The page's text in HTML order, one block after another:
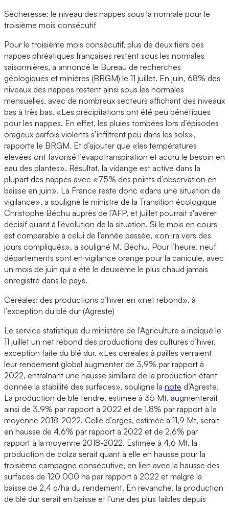
Sécheresse: le niveau des nappes sous la normale pour le
troisième mois consécutif
Pour le troisième mois consécutif, plus de deux tiers des
nappes phréatiques françaises restent sous les normales
saisonnières, a annoncé le Bureau de recherches
géologiques et minières (BRGM) le 11 juillet. En juin, 68% des
niveaux des nappes restent ainsi sous les normales
mensuelles, avec de nombreux secteurs affichant des niveaux
bas à très bas. «Les précipitations ont été peu bénéfiques
pour les nappes. En effet, les pluies tombées lors d’épisodes
orageux parfois violents s’infiltrent peu dans les sols»,
rapporte le BRGM. Et d’ajouter que «les températures
élevées ont favorisé l’évapotranspiration et accru le besoin en
eau des plantes». Résultat, la vidange est active dans la
plupart des nappes avec «75% des points d’observation en
baisse en juin». La France reste donc «dans une situation de
vigilance», a souligné le ministre de la Transition écologique
Christophe Béchu auprès de l’AFP, et juillet pourrait s'avérer
décisif quant à l'évolution de la situation. Si le mois en cours
est comparable à celui de l’année passée, «on ira vers des
jours compliqués», a souligné M. Béchu. Pour l’heure, neuf
départements sont en vigilance orange pour la canicule, avec
un mois de juin qui a été le deuxième le plus chaud jamais
enregistré dans le pays.
Céréales: des productions d’hiver en «net rebond», à
l’exception du blé dur (Agreste)
Le service statistique du ministère de l'Agriculture a indiqué le
11 juillet un net rebond des productions des cultures d’hiver,
exception faite du blé dur. «Les céréales à pailles verraient
leur rendement global augmenter de 3,9% par rapport à
2022, entraînant une hausse similaire de la production étant
donnée la stabilité des surfaces», souligne la note d’Agreste.
La production de blé tendre, estimée à 35 Mt, augmenterait
ainsi de 3,9% par rapport à 2022 et de 1,8% par rapport à la
moyenne 2018-2022. Celle d’orges, estimée à 11,9 Mt, serait
en hausse de 4,6% par rapport à 2022 et de 2,6% par
rapport à la moyenne 2018-2022. Estimée à 4,6 Mt, la
production de colza serait quant à elle en hausse pour la
troisième campagne consécutive, en lien avec la hausse des
surfaces de 120 000 ha par rapport à 2022 et malgré la
baisse de 2,4 q/ha du rendement. En revanche, la production
de blé dur serait en baisse et l’une des plus faibles depuis